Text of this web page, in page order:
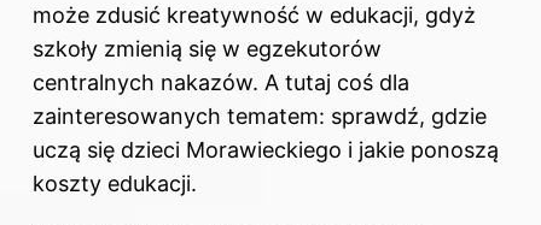
może zdusić kreatywność w edukacji, gdyż
szkoły zmienią się w egzekutorów
centralnych nakazów. A tutaj coś dla
zainteresowanych tematem: sprawdź, gdzie
uczą się dzieci Morawieckiego i jakie ponoszą
koszty edukacji.